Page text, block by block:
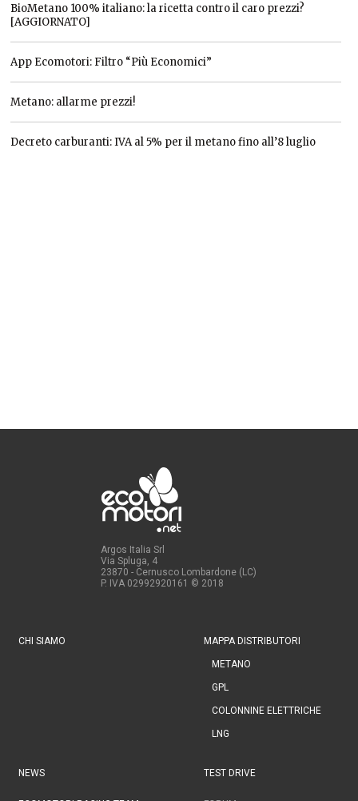
BioMetano 100% italiano: la ricetta contro il caro prezzi?
[AGGIORNATO]
App Ecomotori: Filtro “Più Economici”
Metano: allarme prezzi!
Decreto carburanti: IVA al 5% per il metano fino all’8 luglio
Argos Italia Srl
Via Spluga, 4
23870 - Cernusco Lombardone (LC)
P. IVA 02992920161 © 2018
CHI SIAMO MAPPA DISTRIBUTORI
METANO
GPL
COLONNINE ELETTRICHE
LNG
NEWS TEST DRIVE